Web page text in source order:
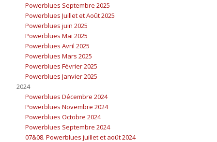
Powerblues Septembre 2025
Powerblues Juillet et Août 2025
Powerblues juin 2025
Powerblues Mai 2025
Powerblues Avril 2025
Powerblues Mars 2025
Powerblues Février 2025
Powerblues Janvier 2025
2024
Powerblues Décembre 2024
Powerblues Novembre 2024
Powerblues Octobre 2024
Powerblues Septembre 2024
07&08. Powerblues juillet et août 2024